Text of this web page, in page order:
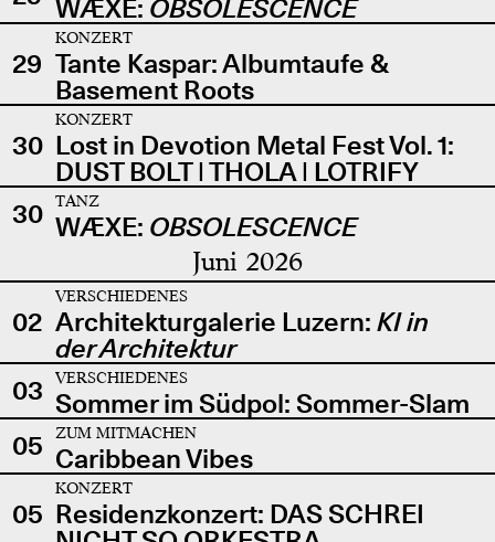
WÆXE: OBSOLESCENCE
29
KONZERT
Tante Kaspar: Albumtaufe &
Basement Roots
30
KONZERT
Lost in Devotion Metal Fest Vol. 1:
DUST BOLT | THOLA | LOTRIFY
30
TANZ
WÆXE: OBSOLESCENCE
Juni 2026
02
VERSCHIEDENES
Architekturgalerie Luzern: KI in
der Architektur
03
VERSCHIEDENES
Sommer im Südpol: Sommer-Slam
05
ZUM MITMACHEN
Caribbean Vibes
05
KONZERT
Residenzkonzert: DAS SCHREI